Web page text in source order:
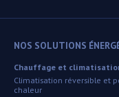
NOS SOLUTIONS
Chauffage et
Climatisation réversible et
chaleur